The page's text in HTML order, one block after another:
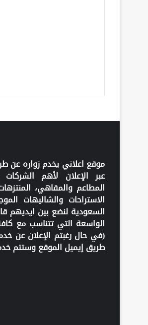
موقع اعلاني يخدم زواره
عبر الإعلان لأهم
المطاعم والمقاهي،
الاستراحات والشاليهات
السعودية لنضع بين ايديهم
الواسعة التي تتناسب مع
(في حال رغبتم الإعلان عن
طريق إيميل الموقع وستتم